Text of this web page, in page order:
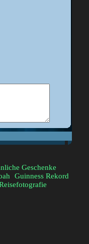
Geschenke
Guinness Rekord